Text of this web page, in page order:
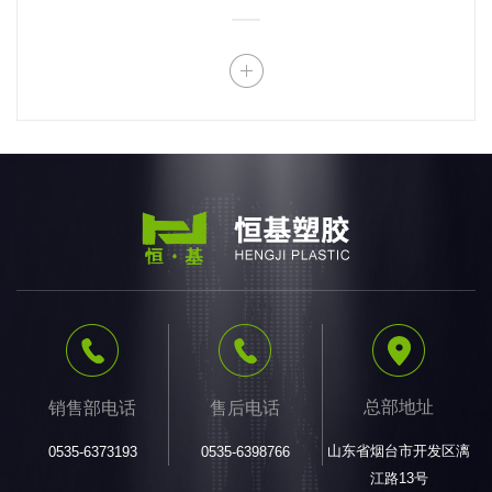
销售部电话
0535-6373193
售后电话
0535-6398766
总部地址
山东省烟台市开发区漓
江路13号